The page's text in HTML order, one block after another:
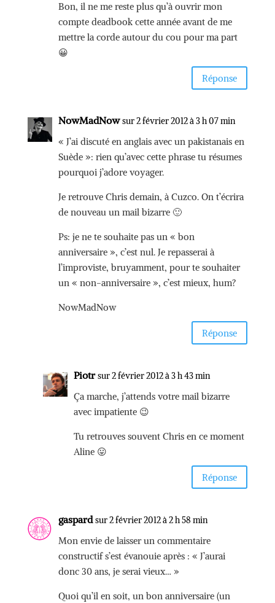
Bon, il ne me reste plus qu’à ouvrir mon
compte deadbook cette année avant de me
mettre la corde autour du cou pour ma part
😀
Réponse
NowMadNow sur 2 février 2012 à 3 h 07 min
« J’ai discuté en anglais avec un pakistanais en
Suède »: rien qu’avec cette phrase tu résumes
pourquoi j’adore voyager.
Je retrouve Chris demain, à Cuzco. On t’écrira
de nouveau un mail bizarre 🙂
Ps: je ne te souhaite pas un « bon
anniversaire », c’est nul. Je repasserai à
l’improviste, bruyamment, pour te souhaiter
un « non-anniversaire », c’est mieux, hum?
NowMadNow
Réponse
Piotr sur 2 février 2012 à 3 h 43 min
Ça marche, j’attends votre mail bizarre
avec impatiente 😉
Tu retrouves souvent Chris en ce moment
Aline 😛
Réponse
gaspard sur 2 février 2012 à 2 h 58 min
Mon envie de laisser un commentaire
constructif s’est évanouie après : « J’aurai
donc 30 ans, je serai vieux… »
Quoi qu’il en soit, un bon anniversaire (un